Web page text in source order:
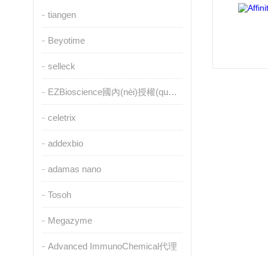
tiangen
Beyotime
selleck
EZBioscience國內(nèi)授權(quán)代理
celetrix
addexbio
adamas nano
Tosoh
Megazyme
Advanced ImmunoChemical代理